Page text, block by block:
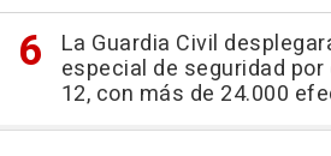
La Guardia Civil
especial de seguridad
12, con más de 24.000